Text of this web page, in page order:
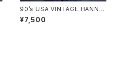
90’s USA VINTAGE HANNA
LINGERIE HEART PATTERN
ED LACE RIBBON DESIGN L
¥7,500